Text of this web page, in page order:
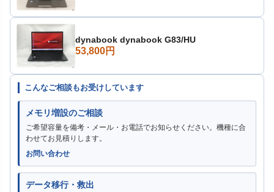
dynabook dynabook G83/HU
53,800円
こんなご相談もお受けしています
メモリ増設のご相談
ご希望容量を備考・メール・お電話でお知らせください。機種に合
わせてお見積りします。
お問い合わせ
データ移行・救出